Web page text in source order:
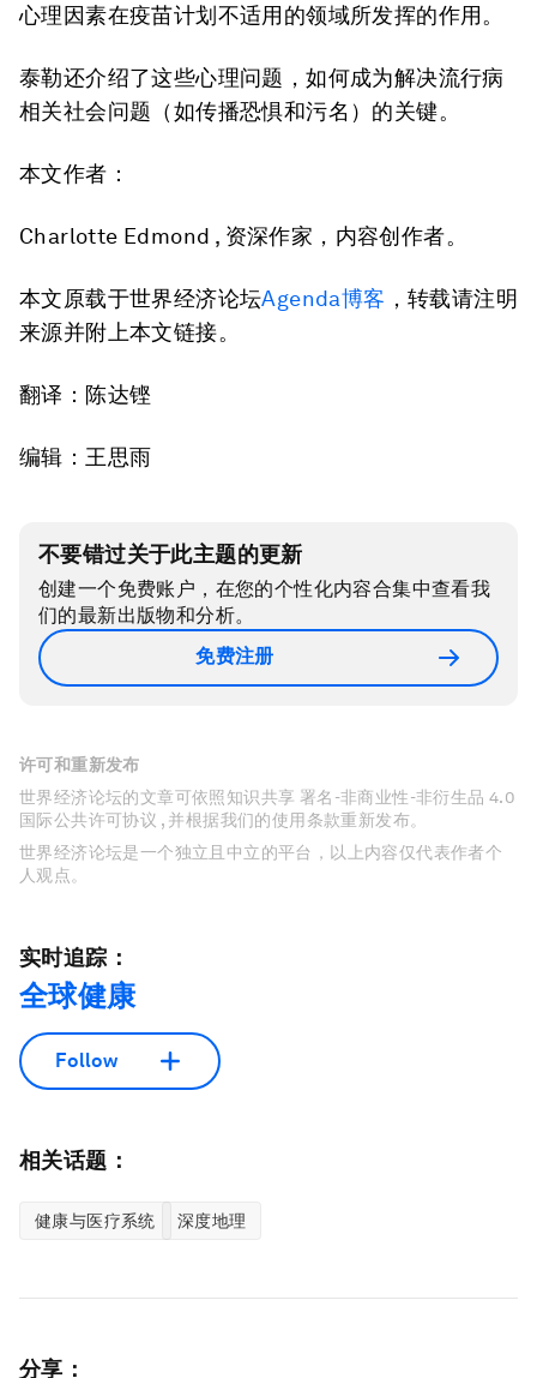
心理因素在疫苗计划不适用的领域所发挥的作用。
泰勒还介绍了这些心理问题，如何成为解决流行病
相关社会问题（如传播恐惧和污名）的关键。
本文作者：
Charlotte Edmond , 资深作家，内容创作者。
本文原载于世界经济论坛Agenda博客 ，转载请注明
来源并附上本文链接。
翻译：陈达铿
编辑：王思雨
不要错过关于此主题的更新
创建一个免费账户，在您的个性化内容合集中查看我
们的最新出版物和分析。
免费注册
许可和重新发布
世界经济论坛的文章可依照知识共享 署名-非商业性-非衍生品 4.0
国际公共许可协议 , 并根据我们的使用条款重新发布。
世界经济论坛是一个独立且中立的平台，以上内容仅代表作者个
人观点。
实时追踪：
全球健康
Follow
相关话题：
健康与医疗系统 深度地理
分享：